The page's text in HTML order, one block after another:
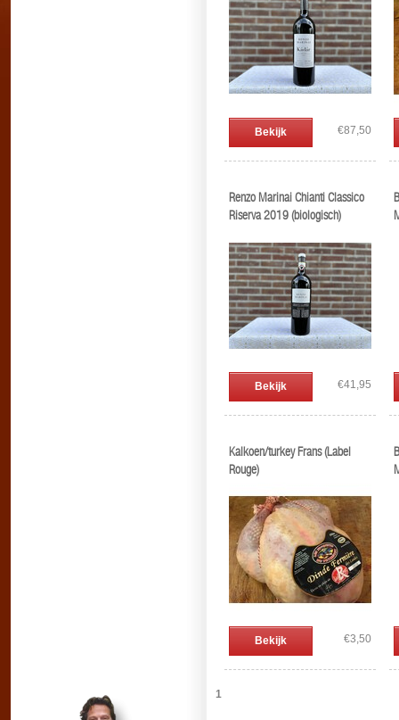
Bekijk €87,50
Renzo Marinai Chianti Classico
Riserva 2019 (biologisch)
Bekijk €41,95
Kalkoen/turkey Frans (Label
Rouge)
Bekijk €3,50
1